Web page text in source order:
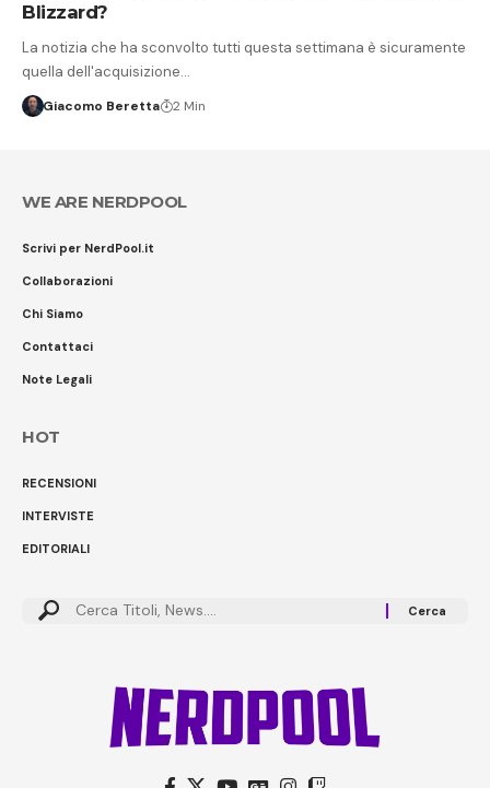
Blizzard?
La notizia che ha sconvolto tutti questa settimana è sicuramente
quella dell'acquisizione…
Giacomo Beretta 2 Min
WE ARE NERDPOOL
Scrivi per NerdPool.it
Collaborazioni
Chi Siamo
Contattaci
Note Legali
HOT
RECENSIONI
INTERVISTE
EDITORIALI
Cerca: